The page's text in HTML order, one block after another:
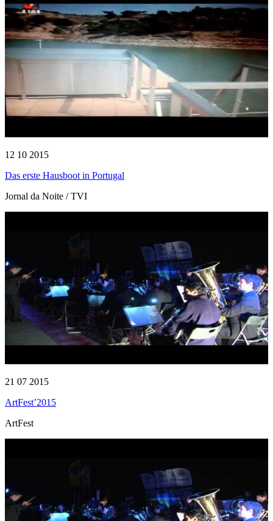
12 10 2015
Das erste Hausboot in Portugal
Jornal da Noite / TVI
21 07 2015
ArtFest’2015
ArtFest